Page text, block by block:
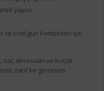
yapısı
ve özel gün kombinleri için
saç aksesuarı ve küçük
zarif bir görünüm